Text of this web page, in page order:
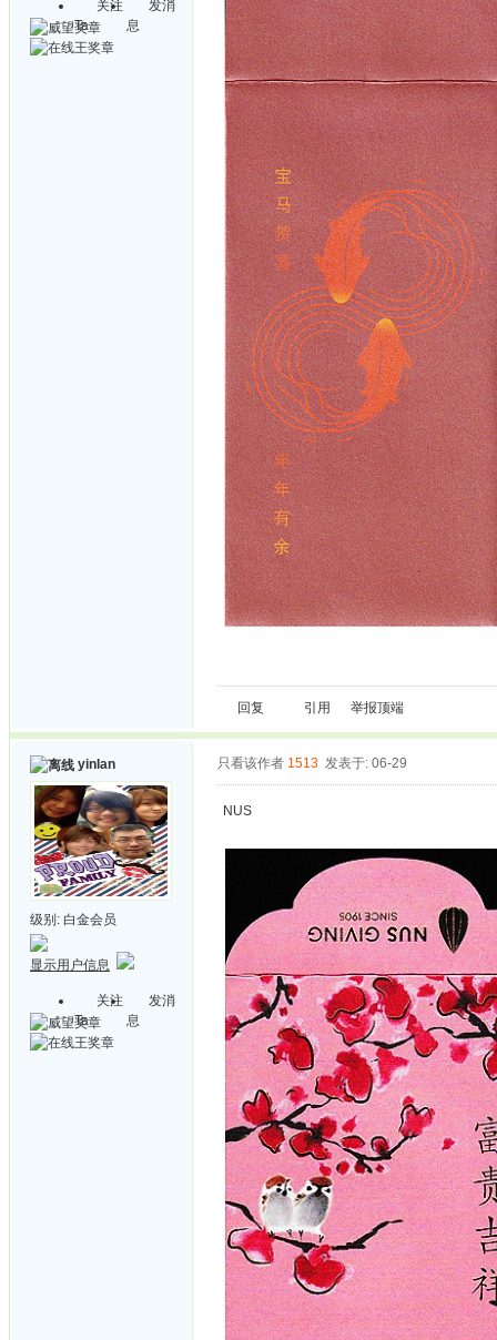
关注
Ta
发消
息
回复 引用 举报顶端
yinlan
级别: 白金会员
显示用户信息
关注
Ta
发消
息
只看该作者 1513 发表于: 06-29
NUS